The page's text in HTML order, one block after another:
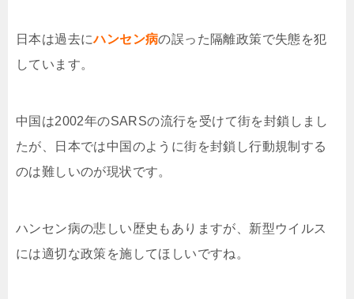
日本は過去にハンセン病の誤った隔離政策で失態を犯
しています。
中国は2002年のSARSの流行を受けて街を封鎖しまし
たが、日本では中国のように街を封鎖し行動規制する
のは難しいのが現状です。
ハンセン病の悲しい歴史もありますが、新型ウイルス
には適切な政策を施してほしいですね。